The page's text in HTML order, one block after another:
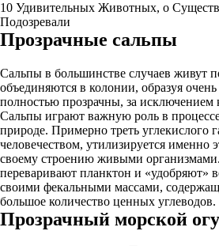
10 Удивительных Животных, о
Подозревали
Прозрачные сальпы
Сальпы в большинстве случаев живут
объединяются в колонии, образуя
полностью прозрачны, за исключением
Сальпы играют важную роль в
природе. Примерно треть углекислого
человечеством, утилизируется
своему строению живыми
переваривают планктон и «удобряют»
своими фекальными массами,
большое количество ценных углеводов.
Прозрачный морской